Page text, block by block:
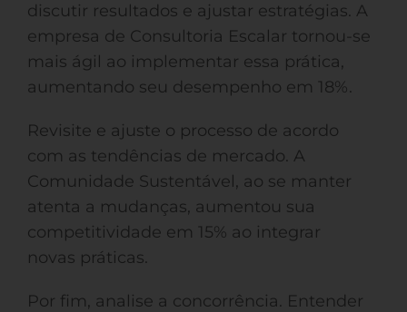
discutir resultados e ajustar estratégias. A
empresa de Consultoria Escalar tornou-se
mais ágil ao implementar essa prática,
aumentando seu desempenho em 18%.
Revisite e ajuste o processo de acordo
com as tendências de mercado. A
Comunidade Sustentável, ao se manter
atenta a mudanças, aumentou sua
competitividade em 15% ao integrar
novas práticas.
Por fim, analise a concorrência. Entender